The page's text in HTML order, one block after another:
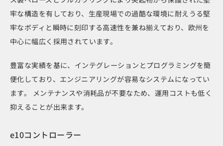
牢な構造を有しており、生産現場での過酷な環境に耐えうる堅
牢なボディと瞬時に刻印する高速性を兼ね揃えており、欧州を
中心に幅広く採用されています。
豊富な実績を基に、インテグレーションとプログラミングを簡
便化しており、エンジニアリングが容易なシステムになってい
ます。 メンテナンスや消耗品が不要なため、運用コストも低く
抑えることが出来ます。
e10コントローラー